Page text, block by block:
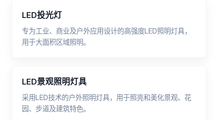
LED投光灯
专为工业、商业及户外应用设计的高强度LED照明灯具，
用于大面积区域照明。
LED景观照明灯具
采用LED技术的户外照明灯具，用于照亮和美化景观、花
园、步道及建筑特色。